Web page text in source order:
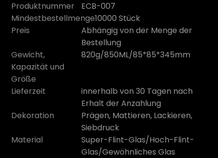
Produktnummer
ECB-007
Mindestbestellmenge10000 Stück
Preis
Abhängig von der Menge der
Bestellung
Gewicht,
Kapazität und
Größe
820g/850ML/85*85*345mm
Lieferzeit
innerhalb von 30 Tagen nach
Erhalt der Anzahlung
Dekoration
Prägen, Mattieren, Lackieren,
Siebdruck
Material
Super-Flint-Glas/Hoch-Flint-
Glas/Gewöhnliches Glas